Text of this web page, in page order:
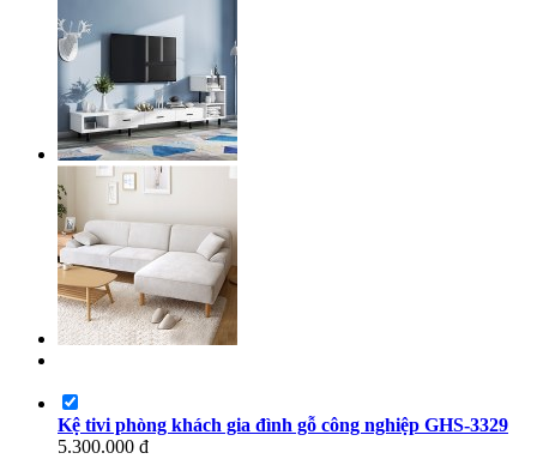
Kệ tivi phòng khách gia đình gỗ công nghiệp GHS-3329
5.300.000 đ